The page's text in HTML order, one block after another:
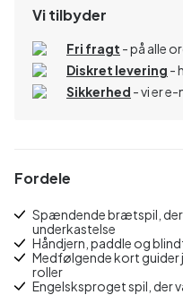
Vi tilbyder
Fri fragt - på alle
Diskret levering -
Sikkerhed - vi er
Fordele
Spændende brætspil, der
underkastelse
Håndjern, paddle og
Medfølgende kort guider
roller
Engelsksproget spil, der